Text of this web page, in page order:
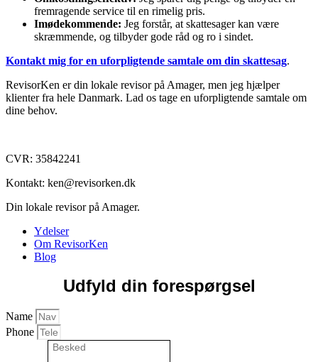
fremragende service til en rimelig pris.
Imødekommende: Jeg forstår, at skattesager kan være
skræmmende, og tilbyder gode råd og ro i sindet.
Kontakt mig for en uforpligtende samtale om din skattesag.
RevisorKen er din lokale revisor på Amager, men jeg hjælper
klienter fra hele Danmark. Lad os tage en uforpligtende samtale om
dine behov.
CVR: 35842241
Kontakt: ken@revisorken.dk
Din lokale revisor på Amager.
Ydelser
Om RevisorKen
Blog
Udfyld din forespørgsel
Name
Phone